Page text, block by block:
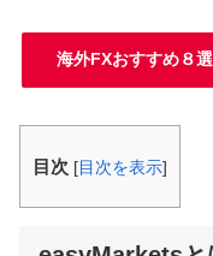
海外FXおすすめ８
目次 [ 目次を表示]